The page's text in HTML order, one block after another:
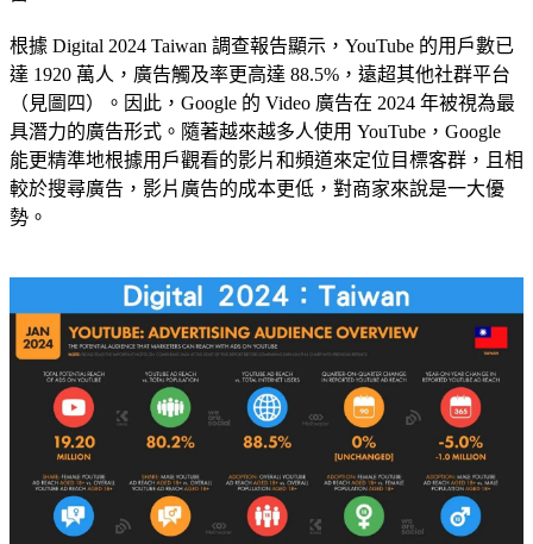
根據 Digital 2024 Taiwan 調查報告顯示，YouTube 的用戶數已
達 1920 萬人，廣告觸及率更高達 88.5%，遠超其他社群平台
（見圖四）。因此，Google 的 Video 廣告在 2024 年被視為最
具潛力的廣告形式。隨著越來越多人使用 YouTube，Google
能更精準地根據用戶觀看的影片和頻道來定位目標客群，且相
較於搜尋廣告，影片廣告的成本更低，對商家來說是一大優
勢。